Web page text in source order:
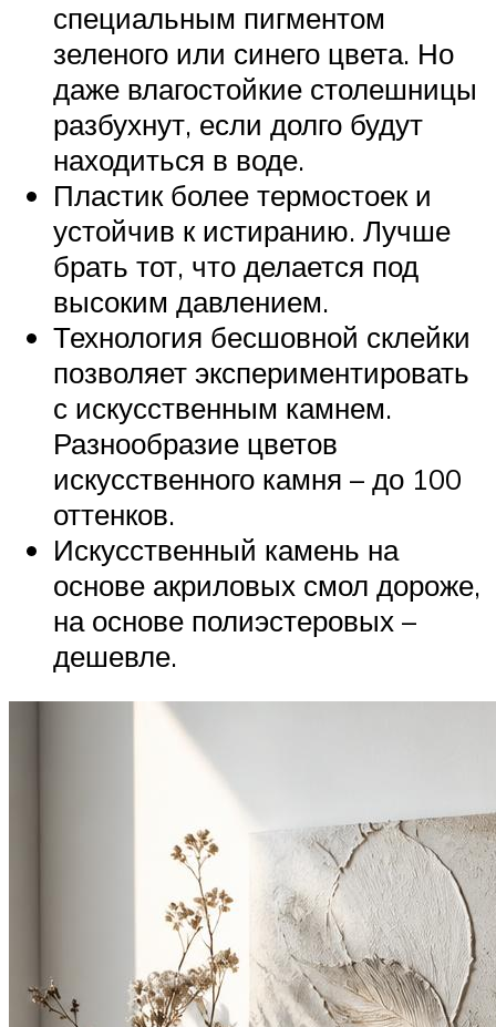
специальным пигментом
зеленого или синего цвета. Но
даже влагостойкие столешницы
разбухнут, если долго будут
находиться в воде.
Пластик более термостоек и
устойчив к истиранию. Лучше
брать тот, что делается под
высоким давлением.
Технология бесшовной склейки
позволяет экспериментировать
с искусственным камнем.
Разнообразие цветов
искусственного камня – до 100
оттенков.
Искусственный камень на
основе акриловых смол дороже,
на основе полиэстеровых –
дешевле.